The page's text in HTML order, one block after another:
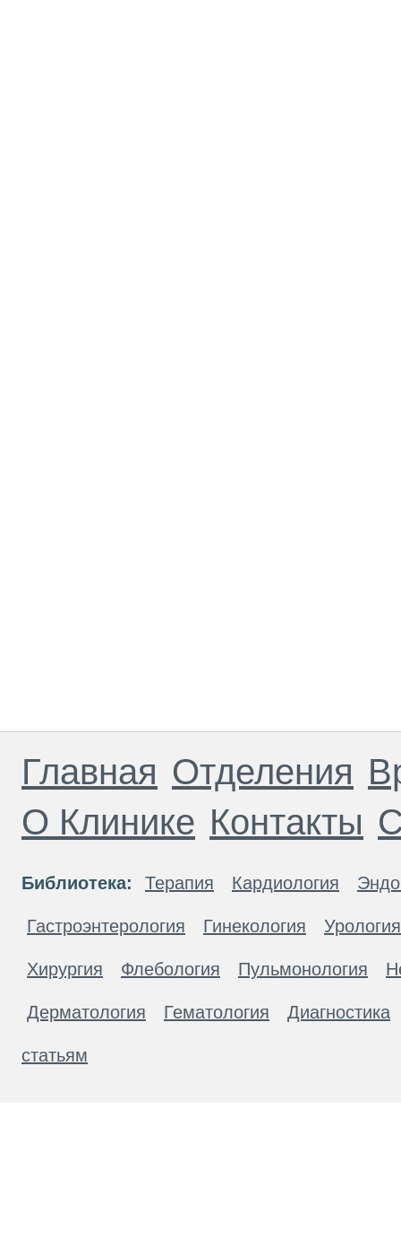
Главная Отделения
О Клинике Контакты
Библиотека: Терапия Кардиология
Гастроэнтерология Гинекология Урология
Хирургия Флебология Пульмонология
Дерматология Гематология Диагностика
статьям